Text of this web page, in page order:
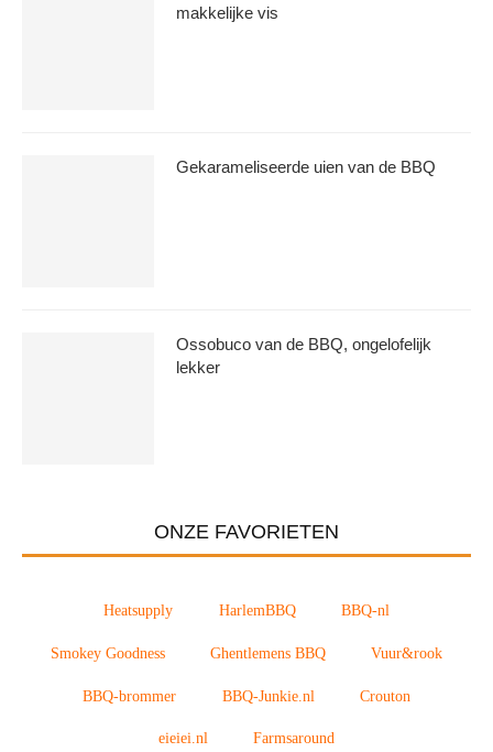
makkelijke vis
Gekarameliseerde uien van de BBQ
Ossobuco van de BBQ, ongelofelijk
lekker
ONZE FAVORIETEN
Heatsupply HarlemBBQ BBQ-nl
Smokey Goodness Ghentlemens BBQ Vuur&rook
BBQ-brommer BBQ-Junkie.nl Crouton
eieiei.nl Farmsaround